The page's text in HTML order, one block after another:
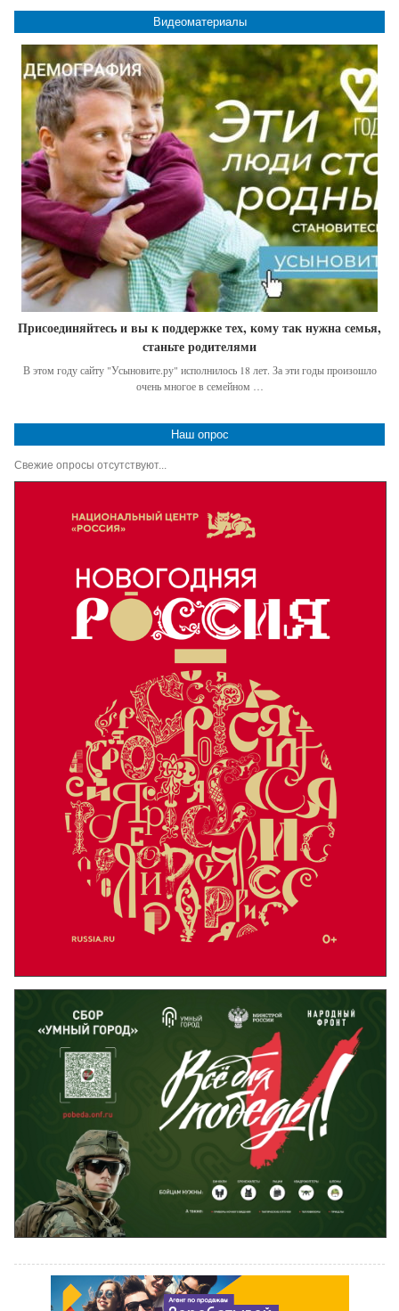
Видеоматериалы
Присоединяйтесь и вы к поддержке тех, кому так нужна семья,
станьте родителями
В этом году сайту "Усыновите.ру" исполнилось 18 лет. За эти годы произошло
очень многое в семейном …
Наш опрос
Свежие опросы отсутствуют...